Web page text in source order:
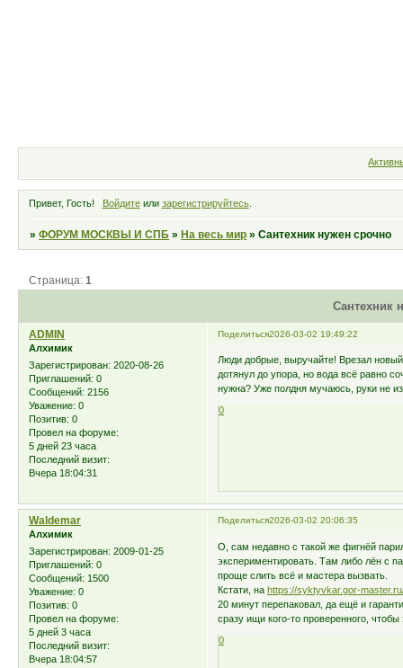
Привет, Гость! Войдитеили зарегистрируйтесь.
»ФОРУМ МОСКВЫ И СПБ »На весь мир »Сантехник нужен срочно
Сантехник
Страница:1
Поделиться2026-03-02 19:49:22
ADMIN
Алхимик
Зарегистрирован: 2020-08-26
Приглашений: 0
Сообщений: 2156
Уважение: 0
Позитив: 0
Провел на форуме:
5 дней 23 часа
Последний визит:
Вчера 18:04:31
Люди добрые, выручайте! Врезал
дотянул до упора, но вода всё равно
нужна? Уже полдня мучаюсь, руки не из
0
Поделиться2026-03-02 20:06:35
Waldemar
Алхимик
Зарегистрирован: 2009-01-25
Приглашений: 0
Сообщений: 1500
Уважение: 0
Позитив: 0
Провел на форуме:
5 дней 3 часа
Последний визит:
Вчера 18:04:57
О, сам недавно с такой же фигнёй
экспериментировать. Там либо лён с
проще слить всё и мастера вызвать.
Кстати, наhttps://syktyvkar.gor-
20 минут перепаковал, да ещё и
сразу ищи кого-то проверенного,
0